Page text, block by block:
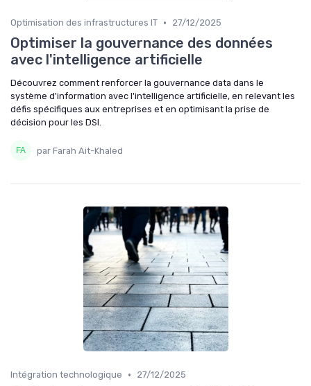
Optimisation des infrastructures IT • 27/12/2025
Optimiser la gouvernance des données
avec l'intelligence artificielle
Découvrez comment renforcer la gouvernance data dans le
système d'information avec l'intelligence artificielle, en relevant les
défis spécifiques aux entreprises et en optimisant la prise de
décision pour les DSI.
par Farah Ait-Khaled
Intégration technologique • 27/12/2025